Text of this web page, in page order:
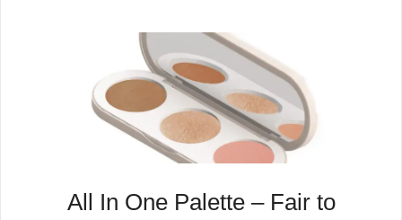
All In One Palette – Fair to